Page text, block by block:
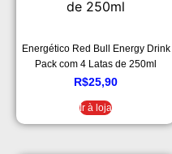
Energético Red Bull Energy Drink
Pack com 4 Latas de 250ml
R$25,90
Ir à loja